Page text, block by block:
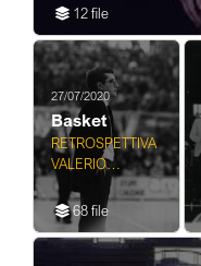
12 file
27/07/2020
Basket
RETROSPETTIVA
VALERIO
BIANCHINI
ALLENATORE
BASKET
68 file